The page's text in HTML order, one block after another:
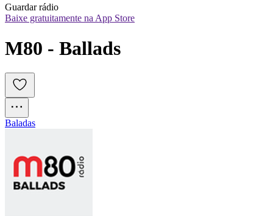
Guardar rádio
Baixe gratuitamente na App Store
M80 - Ballads
Baladas